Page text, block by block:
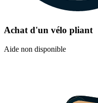
Achat d'un vélo pliant
Aide non disponible